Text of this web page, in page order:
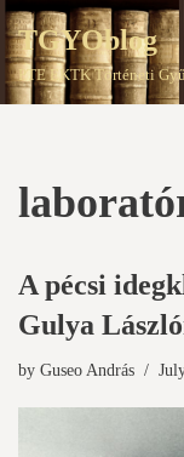
Skip
to
TGYOblog
PTE EKTK Történeti
A pécsi
Gulya
by Guseo András